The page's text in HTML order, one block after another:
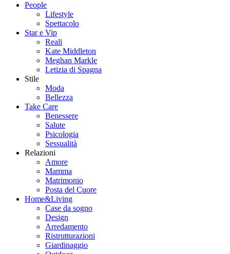
People
Lifestyle
Spettacolo
Star e Vip
Reali
Kate Middleton
Meghan Markle
Letizia di Spagna
Stile
Moda
Bellezza
Take Care
Benessere
Salute
Psicologia
Sessualità
Relazioni
Amore
Mamma
Matrimonio
Posta del Cuore
Home&Living
Case da sogno
Design
Arredamento
Ristrutturazioni
Giardinaggio